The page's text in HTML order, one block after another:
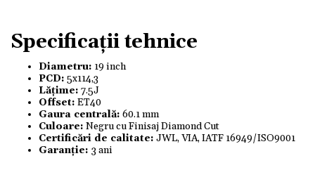
Specificații tehnice
Diametru: 19 inch
PCD: 5x114,3
Lățime: 7.5J
Offset: ET40
Gaura centrală: 60.1 mm
Culoare: Negru cu Finisaj Diamond Cut
Certificări de calitate: JWL, VIA, IATF 16949/ISO9001
Garanție: 3 ani